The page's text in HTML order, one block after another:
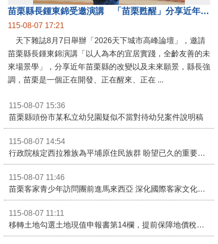
苗栗縣長鍾東錦受邀演講 「苗栗甦醒」分享近年轉變
115-08-07 17:21
天下雜誌8月7日舉辦「2026天下城市高峰論壇」，邀請
苗栗縣長鍾東錦演講「以人為本的宜居實踐，全齡友善的未
來場景學」，分享近年苗栗縣的改變以及未來願景，縣長強
調，苗栗是一個正在開發、正在醒來、正在 ...
115-08-07 15:36
苗栗縣頭份市某私立幼兒園疑似不當對待幼兒案件說明稿
115-08-07 14:54
行政院核定西拉雅族為平埔原住民族群 盼望已久的重要時刻到來！8月13日起受理民族成員名冊登記
115-08-07 11:46
苗栗客家青少年訪問團前進馬來西亞 深化國際客家文化交流
115-08-07 11:11
移轉土地勾選土地現值申報書第14欄，提前保障地價稅節稅權益